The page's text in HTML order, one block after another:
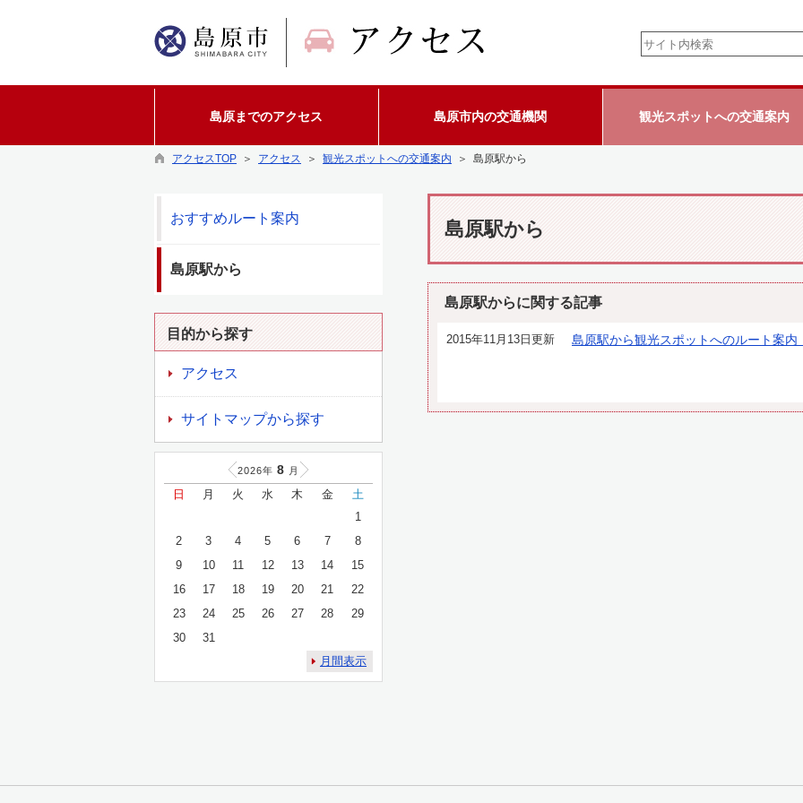
島原までのアクセス 島原市内の交通機関 観光スポットへの交通案内
アクセスTOP ＞ アクセス ＞ 観光スポットへの交通案内 ＞ 島原駅から
島原駅から
島原駅からに関する記事
2015年11月13日更新 島原駅から観光スポットへのルート案内
おすすめルート案内
島原駅から
目的から探す
アクセス
サイトマップから探す
2026年 8 月
日 月 火 水 木 金
土
1
2
3 4 5 6 7
8
9
10 11 12 13 14
15
16
17 18 19 20 21
22
23
24 25 26 27 28
29
30
31
月間表示